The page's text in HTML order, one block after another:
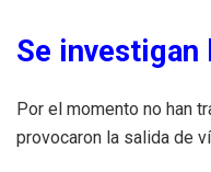
Se investigan
Por el momento no han
provocaron la salida de